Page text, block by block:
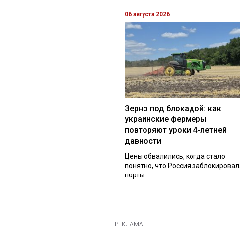
06 августа 2026
Зерно под блокадой: как
украинские фермеры
повторяют уроки 4-летней
давности
Цены обвалились, когда стало
понятно, что Россия
порты